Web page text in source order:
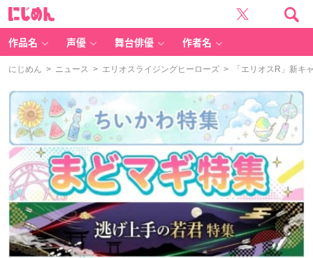
作品名 声優 舞台俳優 作者名
にじめん > ニュース > エリオスライジングヒーローズ > 「エリオスR」新キ